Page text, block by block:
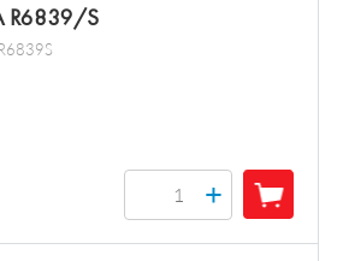
R6839/S
+